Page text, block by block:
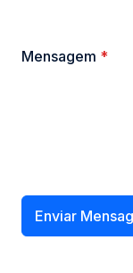
Mensagem *
Enviar